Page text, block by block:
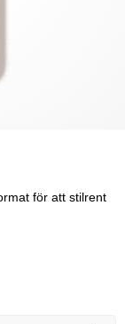
för att stilrent